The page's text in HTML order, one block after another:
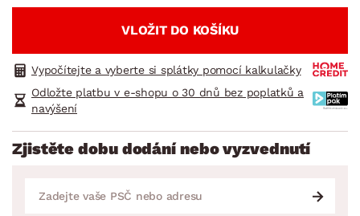
VLOŽIT DO KOŠÍKU
Vypočítejte a vyberte si splátky pomocí kalkulačky
Odložte platbu v e-shopu o 30 dnů bez poplatků a
navýšení
Zjistěte dobu dodání nebo vyzvednutí